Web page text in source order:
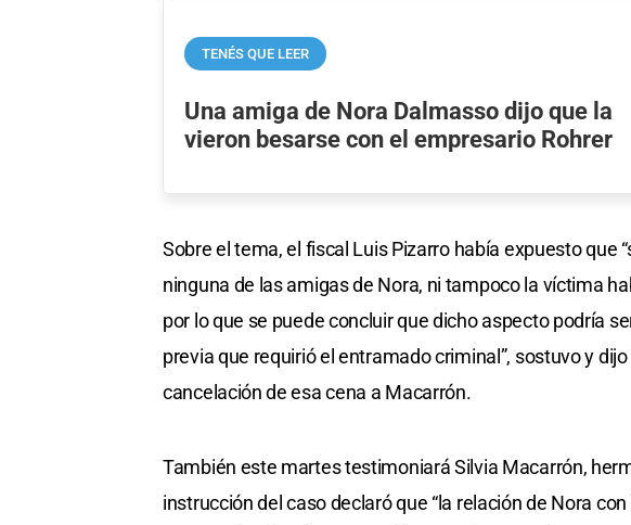
TENÉS QUE LEER
Una amiga de Nora Dalmasso dijo que la
vieron besarse con el empresario Rohrer
Sobre el tema, el fiscal Luis Pizarro había expuesto que
ninguna de las amigas de Nora, ni tampoco la víctima
por lo que se puede concluir que dicho aspecto podría
previa que requirió el entramado criminal”, sostuvo y
cancelación de esa cena a Macarrón.
También este martes testimoniará Silvia Macarrón,
instrucción del caso declaró que “la relación de Nora con